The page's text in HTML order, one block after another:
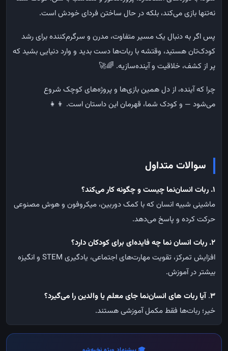
نه‌تنها بازیمی‌کند، بلکهدرحال ساختن فردایخودشاست.
پساگربهدنبال یکمسیرمتفاوت، مدرن و سرگرم‌کنندهبرایرشد
کودک‌تانهستید، وقتشهبا ربات‌ها دستبدید و وارددنیاییبشیدکه
پرازکشف، خلاقیت وآینده‌سازیه. 🌈🚀
چرا کهآینده، ازدلهمینبازی‌ها وپروژه‌هایکوچک شروع
می‌شود — وکودک شما، قهرماناینداستاناست. 👦👧
سوالات متداول
۱. ربات انسان‌نما چیست و چگونه کار می‌کند؟
ماشینی شبیه انسان که با کمک دوربین، میکروفون و هوش مصنوعی
حرکت کرده و پاسخ می‌دهد.
۲. ربات انسان نما چه فایده‌ای برای کودکان دارد؟
افزایش تمرکز، تقویت مهارت‌های اجتماعی، یادگیری
و انگیزه
بیشتر در آموزش.
3
.آیا ربات های انسان‌نما جای معلم یا والدین را می‌گیرد؟
خیر؛ ربات‌ها فقط مکمل آموزشی هستند.